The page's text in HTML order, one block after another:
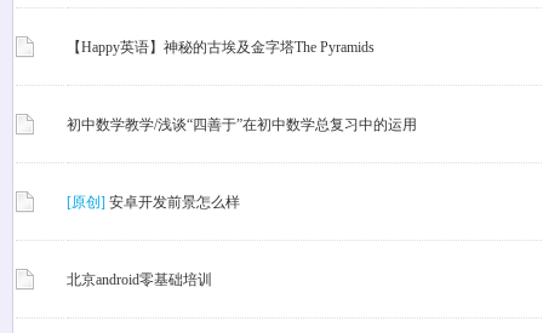
【Happy英语】神秘的古埃及金字塔The Pyramids
初中数学教学/浅谈“四善于”在初中数学总复习中的运用
[原创] 安卓开发前景怎么样
北京android零基础培训